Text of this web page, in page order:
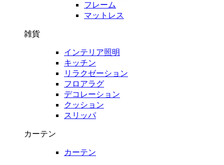
フレーム
マットレス
雑貨
インテリア照明
キッチン
リラクゼーション
フロアラグ
デコレーション
クッション
スリッパ
カーテン
カーテン